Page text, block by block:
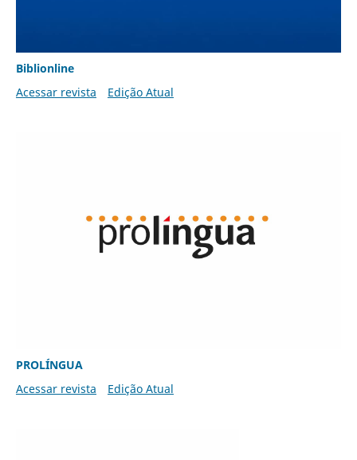
Biblionline
Acessar revista
Edição Atual
PROLÍNGUA
Acessar revista
Edição Atual